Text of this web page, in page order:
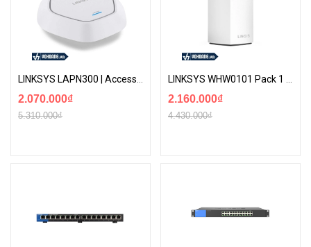
2.070.000₫
5.310.000₫
2.160.000₫
4.430.000₫